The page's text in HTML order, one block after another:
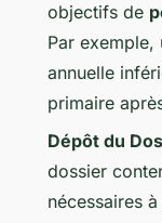
objectifs de
Par
annuelle
primaire
Dépôt du
dossier
nécessaires